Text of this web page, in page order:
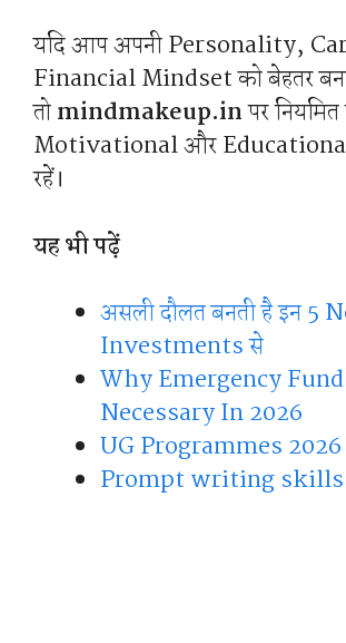
यदि आप अपनी Personality,
Financial Mindset को बेहतर
तोmindmakeup.inपर
Motivational और
रहें।
यह भी पढ़ें
असली दौलत बनती है इन 5
Investments से
Why Emergency
Necessary In 2026
UG Programmes 2026
Prompt writing skills